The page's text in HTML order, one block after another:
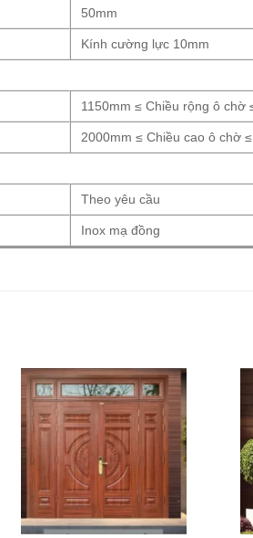
50mm
Kính cường lực 10mm
1150mm ≤ Chiều rộng ô chờ
2000mm ≤ Chiều cao ô chờ
Theo yêu cầu
Inox mạ đồng